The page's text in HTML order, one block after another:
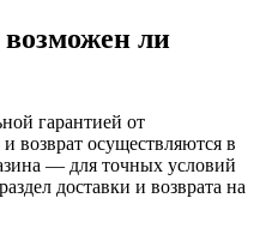
ли
гарантией от
возврат осуществляются в
— для точных условий
доставки и возврата на